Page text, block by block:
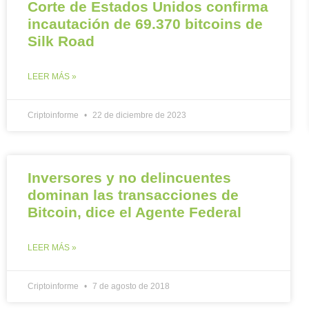
Corte de Estados Unidos confirma
incautación de 69.370 bitcoins de
Silk Road
LEER MÁS »
Criptoinforme 22 de diciembre de 2023
Inversores y no delincuentes
dominan las transacciones de
Bitcoin, dice el Agente Federal
LEER MÁS »
Criptoinforme 7 de agosto de 2018